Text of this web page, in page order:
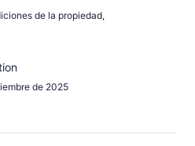
de la propiedad,
de 2025